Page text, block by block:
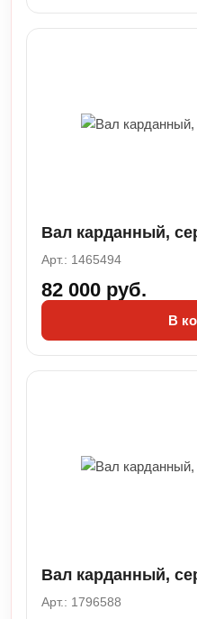
Вал карданный,
Арт.: 1465494
82 000 руб.
В
Вал карданный,
Арт.: 1796588